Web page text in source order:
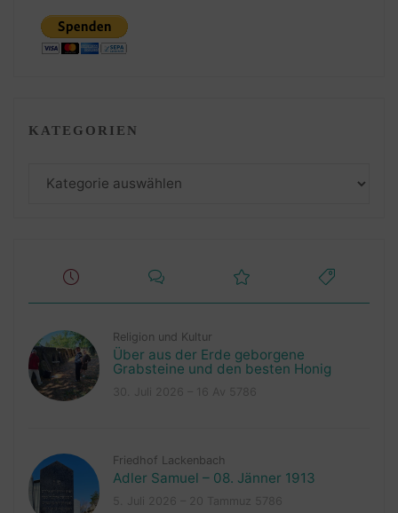
KATEGORIEN
Religion und Kultur
Über aus der Erde geborgene
Grabsteine und den besten Honig
Friedhof Lackenbach
Adler Samuel – 08. Jänner 1913